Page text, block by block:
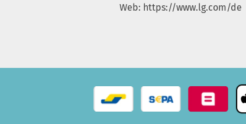
Web: https://www.lg.com/de